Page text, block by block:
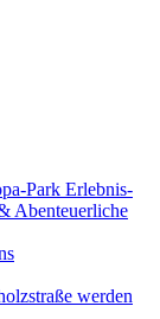
Park Erlebnis-
Abenteuerliche
werden